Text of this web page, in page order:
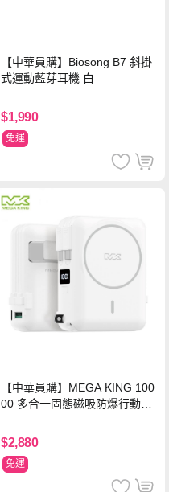
【中華員購】Biosong B7 斜掛
式運動藍芽耳機 白
$1,990
免運
【中華員購】MEGA KING 100
00 多合一固態磁吸防爆行動電
$2,880
免運